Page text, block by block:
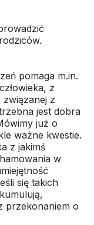
pomaga m.in.
z
z
jest dobra
już o
ważne kwestie.
z jakimś
w
się takich
przekonaniem o